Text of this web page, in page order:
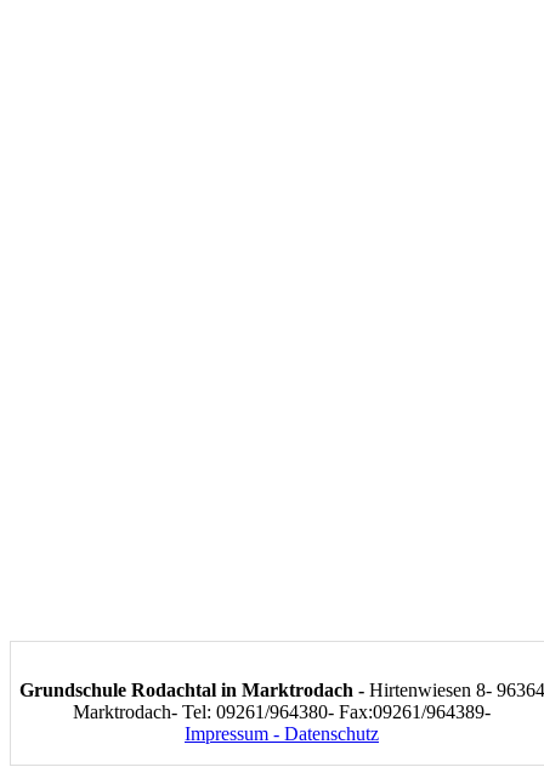
Grundschule Rodachtal in Marktrodach - Hirtenwiesen 8- 96364
Marktrodach- Tel: 09261/964380- Fax:09261/964389-
Impressum - Datenschutz